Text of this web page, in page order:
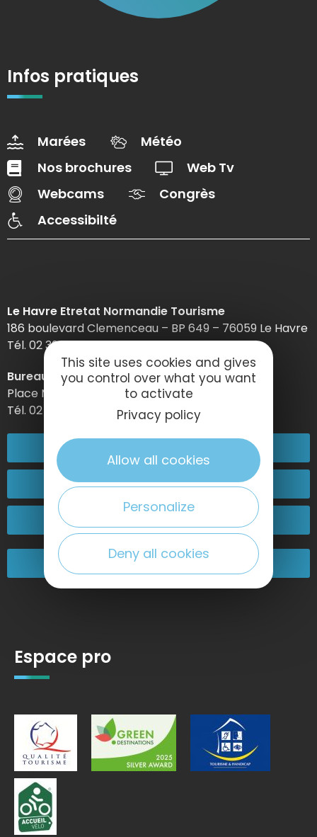
Infos pratiques
Marées
Météo
Nos brochures
Web Tv
Webcams
Congrès
Accessibilté
Le Havre Etretat Normandie Tourisme
186 boulevard Clemenceau – BP 649 – 76059 Le Havre
Tél. 02 32 74 04 04 –
Bureau d’information d’Etretat
Place Maurice Guillard – 76790 Étretat
Tél. 02 35 27 05 21
Contactez-nous
Nos engagements
Espace pro
This site uses cookies and gives
you control over what you want
to activate
Privacy policy
Allow all cookies
Personalize
Deny all cookies